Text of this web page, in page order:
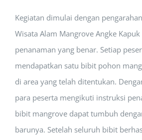
Kegiatan dimulai dengan
Wisata Alam Mangrove Angke
penanaman yang benar. Setiap
mendapatkan satu bibit pohon
di area yang telah ditentukan.
para peserta mengikuti instruksi
bibit mangrove dapat tumbuh
barunya. Setelah seluruh bibit